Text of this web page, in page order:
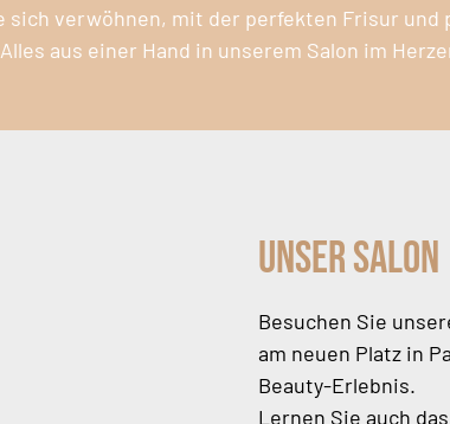
sich verwöhnen, mit der perfekten Frisur und
aus einer Hand in unserem Salon im
Unser Salon
Besuchen Sie
am neuen Platz in
Beauty-Erlebnis.
Lernen Sie auch